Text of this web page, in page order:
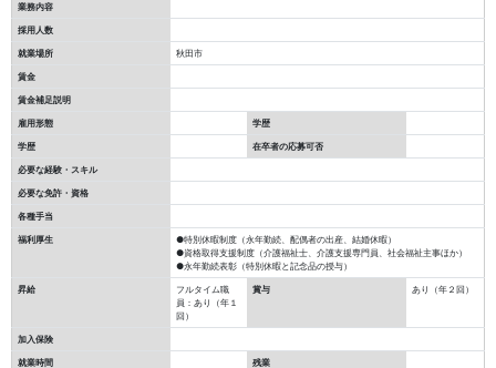
業務内容
採用人数
就業場所 秋田市
賃金
賃金補足説明
雇用形態 学歴
学歴 在卒者の応募可否
必要な経験・スキル
必要な免許・資格
各種手当
福利厚生
●特別休暇制度（永年勤続、配偶者の出産、結婚休暇）
●資格取得支援制度（介護福祉士、介護支援専門員、社会福祉主事ほか）
●永年勤続表彰（特別休暇と記念品の授与）
昇給
フルタイム職
員：あり（年１
回）
賞与 あり（年２回）
加入保険
就業時間 残業